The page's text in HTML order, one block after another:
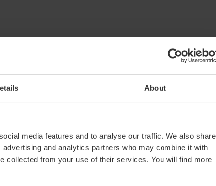
About
media features and to analyse our traffic. We also share
and analytics partners who may combine it with
collected from your use of their services. You will find more